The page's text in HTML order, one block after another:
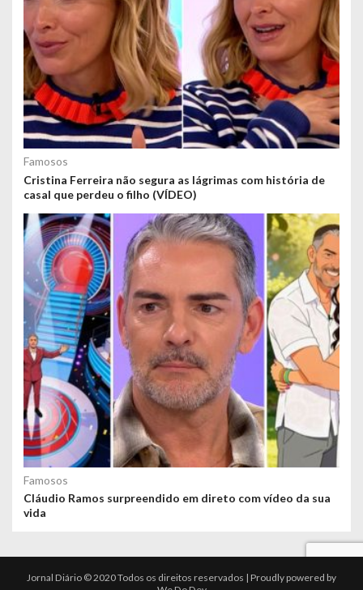
Famosos
Cristina Ferreira não segura as lágrimas com história de
casal que perdeu o filho (VÍDEO)
Famosos
Cláudio Ramos surpreendido em direto com vídeo da sua
vida
Jornal Diário © 2020 Todos os direitos reservados | Proudly powered by